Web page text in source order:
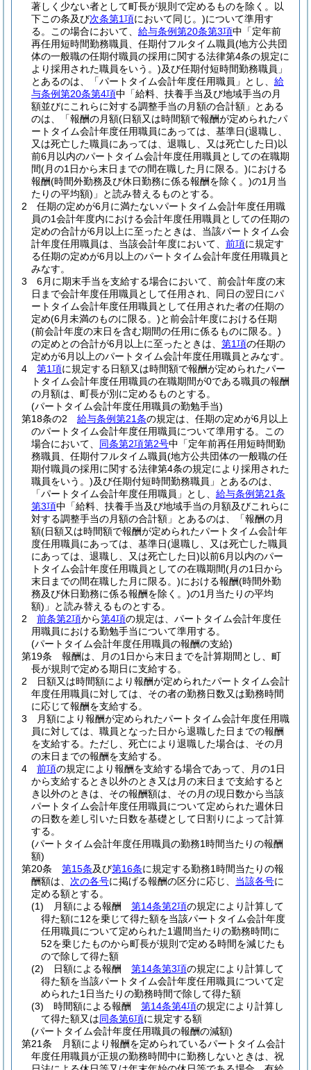
著しく少ない者として町長が規則で定めるものを除く。以
下この条及び次条第1項において同じ。)について準用す
る。
この場合において、 給与条例第20条第3項中「定年前
再任用短時間勤務職員、任期付フルタイム職員(地方公共団
体の一般職の任期付職員の採用に関する法律第4条の規定に
より採用された職員をいう。)及び任期付短時間勤務職員」
とあるのは、「パートタイム会計年度任用職員」とし、 給
与条例第20条第4項中「給料、扶養手当及び地域手当の月
額並びにこれらに対する調整手当の月額の合計額」とある
のは、「報酬の月額(日額又は時間額で報酬が定められたパ
ートタイム会計年度任用職員にあっては、基準日(退職し、
又は死亡した職員にあっては、退職し、又は死亡した日)以
前6月以内のパートタイム会計年度任用職員としての在職期
間(月の1日から末日までの間在職した月に限る。)における
報酬(時間外勤務及び休日勤務に係る報酬を除く。)の1月当
たりの平均額) 」と読み替えるものとする。
2
任期の定めが6月に満たないパートタイム会計年度任用職
員の1会計年度内における会計年度任用職員としての任期の
定めの合計が6月以上に至ったときは、当該パートタイム会
計年度任用職員は、当該会計年度において、 前項に規定す
る任期の定めが6月以上のパートタイム会計年度任用職員と
みなす。
3
6月に期末手当を支給する場合において、前会計年度の末
日まで会計年度任用職員として任用され、同日の翌日にパ
ートタイム会計年度任用職員として任用された者の任期の
定め(6月未満のものに限る。)と前会計年度における任期
(前会計年度の末日を含む期間の任用に係るものに限る。)
の定めとの合計が6月以上に至ったときは、 第1項の任期の
定めが6月以上のパートタイム会計年度任用職員とみなす。
4
第1項に規定する日額又は時間額で報酬が定められたパー
トタイム会計年度任用職員の在職期間が0である職員の報酬
の月額は、町長が別に定めるものとする。
(パートタイム会計年度任用職員の勤勉手当)
第18条の2
給与条例第21条の規定は、任期の定めが6月以上
のパートタイム会計年度任用職員について準用する。
この
場合において、 同条第2項第2号中「定年前再任用短時間勤
務職員、任期付フルタイム職員(地方公共団体の一般職の任
期付職員の採用に関する法律第4条の規定により採用された
職員をいう。)及び任期付短時間勤務職員」とあるのは、
「パートタイム会計年度任用職員」とし、 給与条例第21条
第3項中「給料、扶養手当及び地域手当の月額及びこれらに
対する調整手当の月額の合計額」とあるのは、「報酬の月
額(日額又は時間額で報酬が定められたパートタイム会計年
度任用職員にあっては、基準日(退職し、又は死亡した職員
にあっては、退職し、又は死亡した日)以前6月以内のパー
トタイム会計年度任用職員としての在職期間(月の1日から
末日までの間在職した月に限る。)における報酬(時間外勤
務及び休日勤務に係る報酬を除く。)の1月当たりの平均
額) 」と読み替えるものとする。
2
前条第2項から第4項の規定は、パートタイム会計年度任
用職員における勤勉手当について準用する。
(パートタイム会計年度任用職員の報酬の支給)
第19条
報酬は、月の1日から末日までを計算期間とし、町
長が規則で定める期日に支給する。
2
日額又は時間額により報酬が定められたパートタイム会計
年度任用職員に対しては、その者の勤務日数又は勤務時間
に応じて報酬を支給する。
3
月額により報酬が定められたパートタイム会計年度任用職
員に対しては、職員となった日から退職した日までの報酬
を支給する。 ただし、死亡により退職した場合は、その月
の末日までの報酬を支給する。
4
前項の規定により報酬を支給する場合であって、月の1日
から支給するとき以外のとき又は月の末日まで支給すると
き以外のときは、その報酬額は、その月の現日数から当該
パートタイム会計年度任用職員について定められた週休日
の日数を差し引いた日数を基礎として日割りによって計算
する。
(パートタイム会計年度任用職員の勤務1時間当たりの報酬
額)
第20条
第15条及び第16条に規定する勤務1時間当たりの報
酬額は、 次の各号に掲げる報酬の区分に応じ、 当該各号に
定める額とする。
(1)
月額による報酬 第14条第2項の規定により計算して
得た額に12を乗じて得た額を当該パートタイム会計年度
任用職員について定められた1週間当たりの勤務時間に
52を乗じたものから町長が規則で定める時間を減じたも
ので除して得た額
(2)
日額による報酬 第14条第3項の規定により計算して
得た額を当該パートタイム会計年度任用職員について定
められた1日当たりの勤務時間で除して得た額
(3)
時間額による報酬 第14条第4項の規定により計算し
て得た額又は同条第6項に規定する額
(パートタイム会計年度任用職員の報酬の減額)
第21条
月額により報酬を定められているパートタイム会計
年度任用職員が正規の勤務時間中に勤務しないときは、祝